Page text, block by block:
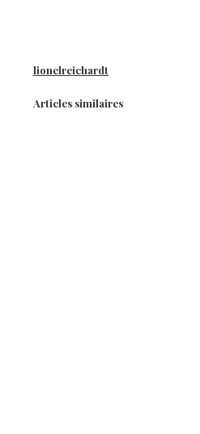
lionelreichardt
Articles similaires